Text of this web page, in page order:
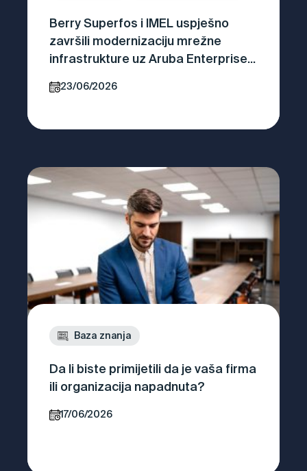
Berry Superfos i IMEL uspješno
završili modernizaciju mrežne
infrastrukture uz Aruba Enterprise
23/06/2026
Baza znanja
Da li biste primijetili da je vaša firma
ili organizacija napadnuta?
17/06/2026